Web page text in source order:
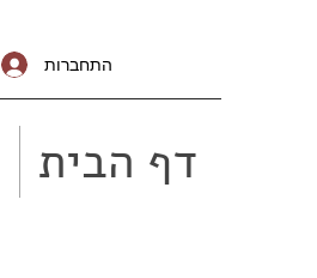
התחברות
דף הבית